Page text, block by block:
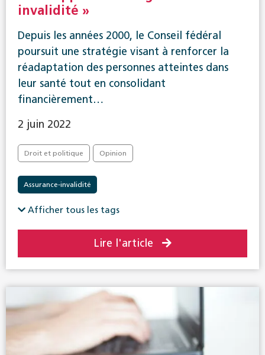
invalidité »
Depuis les années 2000, le Conseil fédéral
poursuit une stratégie visant à renforcer la
réadaptation des personnes atteintes dans
leur santé tout en consolidant
financièrement…
2 juin 2022
Droit et politique Opinion
Assurance-invalidité
Afficher tous les tags
Lire l'article